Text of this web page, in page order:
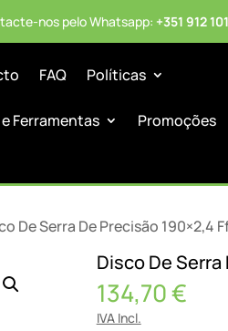
nos pelo Whatsapp: +351 912
FAQ Políticas
Ferramentas
Promoções
De Serra De Precisão 190×2,4
Disco De Serra
134,70€
IVA Incl.